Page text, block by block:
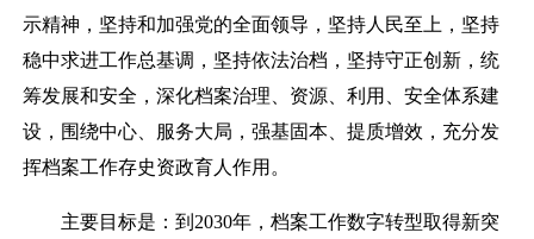
示精神，坚持和加强党的全面领导，坚持人民至上，坚持
稳中求进工作总基调，坚持依法治档，坚持守正创新，统
筹发展和安全，深化档案治理、资源、利用、安全体系建
设，围绕中心、服务大局，强基固本、提质增效，充分发
挥档案工作存史资政育人作用。
主要目标是：到 2030年，档案工作数字转型取得新突